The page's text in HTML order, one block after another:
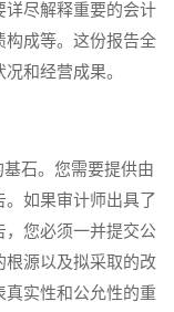
详尽解释重要的会计
构成等。这份报告全
和经营成果。
石。您需要提供由
如果审计师出具了
，您必须一并提交公
根源以及拟采取的改
实性和公允性的重